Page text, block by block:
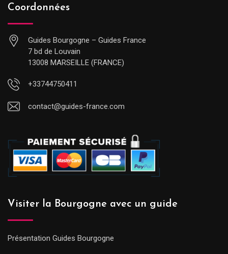
Coordonnées
Guides Bourgogne – Guides France
7 bd de Louvain
13008 MARSEILLE (FRANCE)
+33744750411
contact@guides-france.com
Visiter la Bourgogne avec un guide
Présentation Guides Bourgogne